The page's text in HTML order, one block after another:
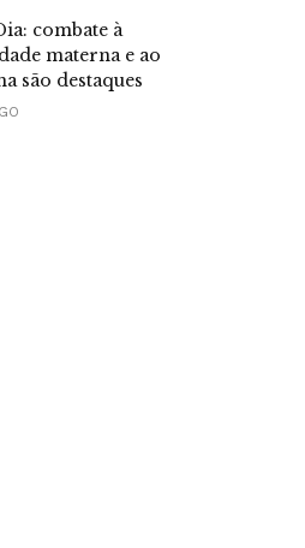
combate à
materna e ao
são destaques